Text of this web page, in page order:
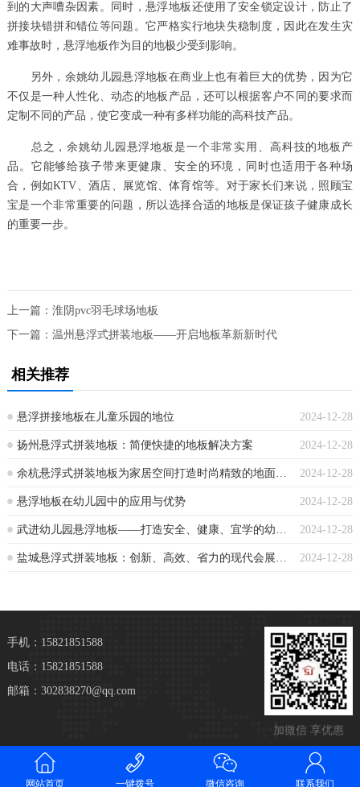
到的大声嘈杂因素。同时，悬浮地板还使用了安全锁定设计，防止了
拼接块错拼和错位等问题。它严格实行地块失稳制度，因此在发生灾
难事故时，悬浮地板作为目的地极少受到影响。
另外，余姚幼儿园悬浮地板在商业上也有着巨大的优势，因为它
不仅是一种人性化、动态的地板产品，还可以根据客户不同的要求而
定制不同的产品，使它变成一种有多样功能的高科技产品。
总之，余姚幼儿园悬浮地板是一个非常实用、高科技的地板产
品。它能够给孩子带来更健康、安全的环境，同时也适用于各种场
合，例如KTV、酒店、展览馆、体育馆等。对于家长们来说，照顾宝
宝是一个非常重要的问题，所以选择合适的地板是保证孩子健康成长
的重要一步。
上一篇： 淮阴pvc羽毛球场地板
下一篇： 温州悬浮式拼装地板——开启地板革新新时代
相关推荐
2024-12-28
悬浮拼接地板在儿童乐园的地位
2024-12-28
扬州悬浮式拼装地板：简便快捷的地板解决方案
2024-12-28
余杭悬浮式拼装地板为家居空间打造时尚精致的地面装饰
2024-12-28
悬浮地板在幼儿园中的应用与优势
2024-12-28
武进幼儿园悬浮地板——打造安全、健康、宜学的幼儿园环境
2024-12-28
盐城悬浮式拼装地板：创新、高效、省力的现代会展选择
加微信 享优惠
手机：15821851588
电话：15821851588
邮箱：302838270@qq.com
网站首页 一键拨号 微信咨询 联系我们